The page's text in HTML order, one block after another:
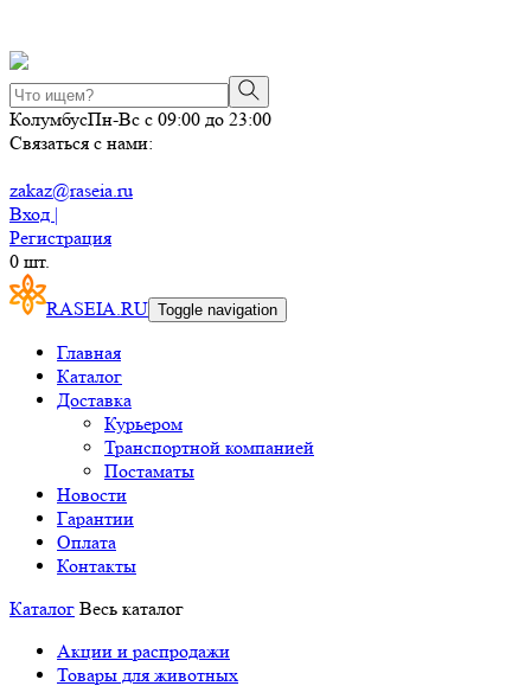
КолумбусПн-Вс с 09:00 до 23:00
Связаться с нами:
zakaz@raseia.ru
Вход |
Регистрация
0 шт.
RASEIA.RU Toggle navigation
Главная
Каталог
Доставка
Курьером
Транспортной компанией
Постаматы
Новости
Гарантии
Оплата
Контакты
Каталог Весь каталог
Акции и распродажи
Товары для животных